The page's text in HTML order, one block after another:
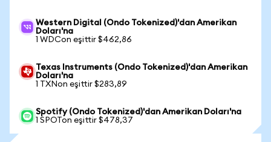
Western Digital (Ondo Tokenized)'dan Amerikan
Doları'na
1 WDCon eşittir $462,86
Texas Instruments (Ondo Tokenized)'dan Amerikan
Doları'na
1 TXNon eşittir $283,89
Spotify (Ondo Tokenized)'dan Amerikan Doları'na
1 SPOTon eşittir $478,37